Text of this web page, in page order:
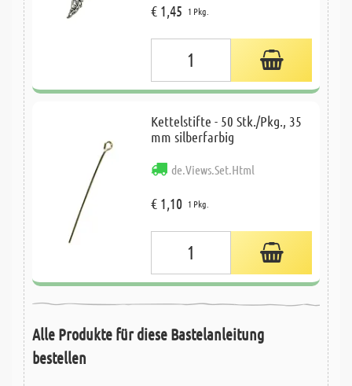
€ 1,45 1 Pkg.
Kettelstifte - 50 Stk./Pkg., 35
mm silberfarbig
de.Views.Set.Html
€ 1,10 1 Pkg.
Alle Produkte für diese Bastelanleitung
bestellen